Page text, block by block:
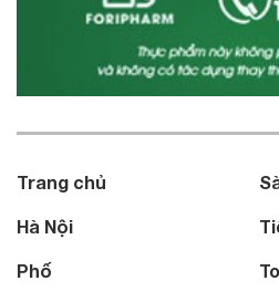
Trang chủ
Hà Nội
Phố